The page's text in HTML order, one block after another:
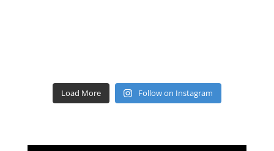
Load More Follow on Instagram